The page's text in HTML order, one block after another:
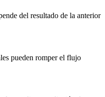
del resultado de la anterior
pueden romper el flujo